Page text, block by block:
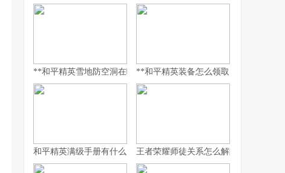
**和平精英雪地防空洞在哪里，副标题，冰封秘境与战术宝库探寻
**和平精英装备怎么领取，资深玩家
和平精英满级手册有什么用，解锁巅峰体验的多维钥匙
王者荣耀师徒关系怎么解除，游戏情谊